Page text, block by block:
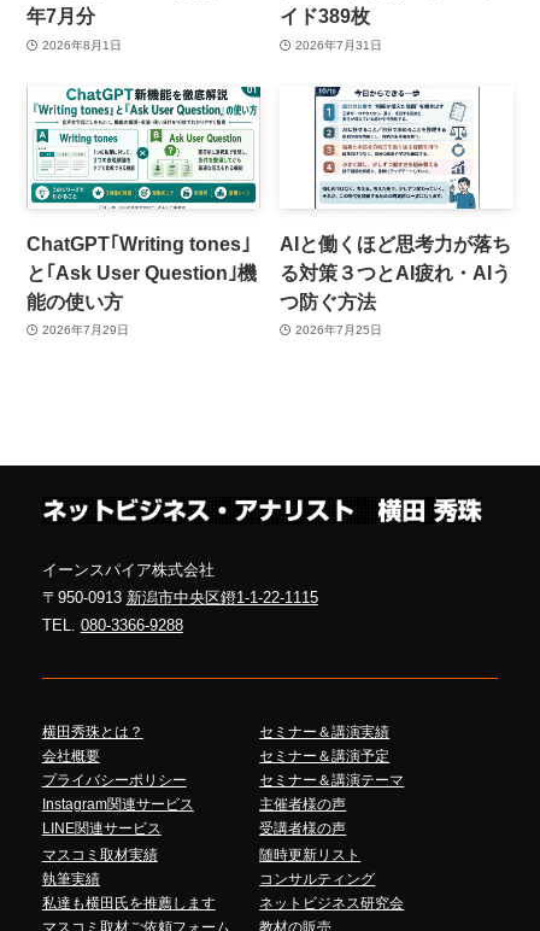
年7月分
2026年8月1日
イド389枚
2026年7月31日
ChatGPT｢Writing tones｣
と｢Ask User Question｣機
能の使い方
2026年7月29日
AIと働くほど思考力が落ち
る対策３つとAI疲れ・AIう
つ防ぐ方法
2026年7月25日
イーンスパイア株式会社
〒950-0913 新潟市中央区鐙1-1-22-1115
TEL. 080-3366-9288
横田秀珠とは？
会社概要
プライバシーポリシー
Instagram関連サービス
LINE関連サービス
セミナー＆講演実績
セミナー＆講演予定
セミナー＆講演テーマ
主催者様の声
受講者様の声
マスコミ取材実績
執筆実績
私達も横田氏を推薦します
マスコミ取材ご依頼フォーム
随時更新リスト
コンサルティング
ネットビジネス研究会
教材の販売